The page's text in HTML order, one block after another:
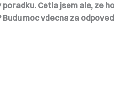
Cetla jsem ale, ze
moc vdecna za